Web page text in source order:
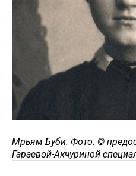
Мәрьям Буби. Фото: ©
Гараевой-Акчуриной